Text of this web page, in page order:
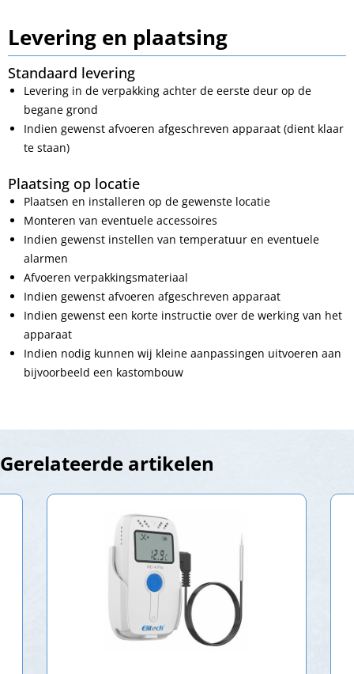
Levering en plaatsing
Standaard levering
Levering in de verpakking achter de eerste deur op de
begane grond
Indien gewenst afvoeren afgeschreven apparaat (dient klaar
te staan)
Plaatsing op locatie
Plaatsen en installeren op de gewenste locatie
Monteren van eventuele accessoires
Indien gewenst instellen van temperatuur en eventuele
alarmen
Afvoeren verpakkingsmateriaal
Indien gewenst afvoeren afgeschreven apparaat
Indien gewenst een korte instructie over de werking van het
apparaat
Indien nodig kunnen wij kleine aanpassingen uitvoeren aan
bijvoorbeeld een kastombouw
Gerelateerde artikelen